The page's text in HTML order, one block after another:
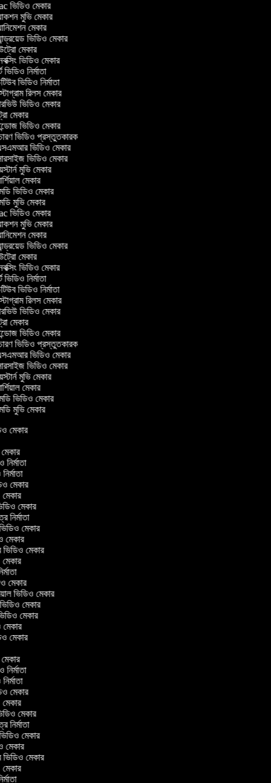
ভিডিও মেকার
মুভি মেকার
মেকার
ভিডিও মেকার
মেকার
ভিডিও মেকার
নির্মাতা
ভিডিও নির্মাতা
রিলস মেকার
ভিডিও মেকার
মেকার
ভিডিও মেকার
ভিডিও প্রস্তুতকারক
ভিডিও মেকার
ভিডিও মেকার
মুভি মেকার
মেকার
ভিডিও মেকার
মুভি মেকার
ভিডিও মেকার
মুভি মেকার
মেকার
ভিডিও মেকার
মেকার
ভিডিও মেকার
নির্মাতা
ভিডিও নির্মাতা
রিলস মেকার
ভিডিও মেকার
মেকার
ভিডিও মেকার
ভিডিও প্রস্তুতকারক
ভিডিও মেকার
ভিডিও মেকার
মুভি মেকার
মেকার
ভিডিও মেকার
মুভি মেকার
মেকার
মেকার
নির্মাতা
মেকার
মেকার
মেকার
নির্মাতা
ভিডিও মেকার
মেকার
ভিডিও মেকার
মেকার
মেকার
ভিডিও মেকার
মেকার
মেকার
মেকার
মেকার
মেকার
নির্মাতা
মেকার
মেকার
মেকার
নির্মাতা
ভিডিও মেকার
মেকার
ভিডিও মেকার
মেকার